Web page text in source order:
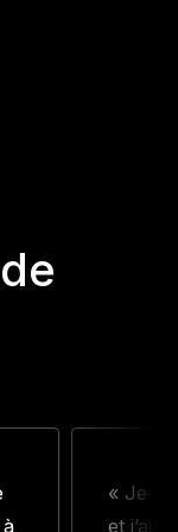
« Je
et j’ai